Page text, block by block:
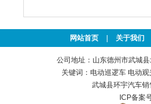
网站首页 关于我们
公司地址：山东德州市武城
关键词： 电动巡逻车 电动观
武城县环宇汽车
ICP备案